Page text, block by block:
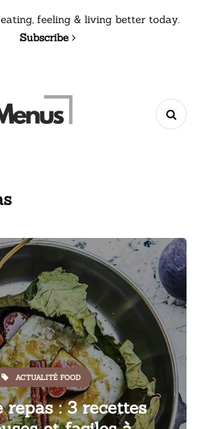
feeling & living better today.
Subscribe
ACTUALITÉ FOOD
repas : 3 recettes